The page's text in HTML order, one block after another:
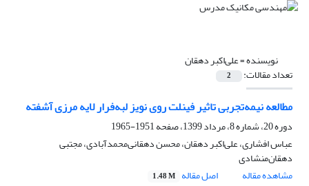
نویسنده =علی‌اکبر دهقان
تعداد مقالات: 2
مطالعه نیمه‌تجربی تاثیر فینلت روی نویز لبه‌فرار لایه مرزی آشفته
دوره 20، شماره 8، مرداد 1399، صفحه
1951-1965
عباس افشاری، علی‌اکبر دهقان، محسن دهقانی‌محمدآبادی، مجتبی
دهقان‌منشادی
مشاهده مقاله
اصل مقاله 1.48 M